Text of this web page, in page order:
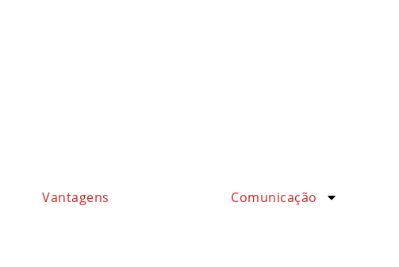
Vantagens Comunicação